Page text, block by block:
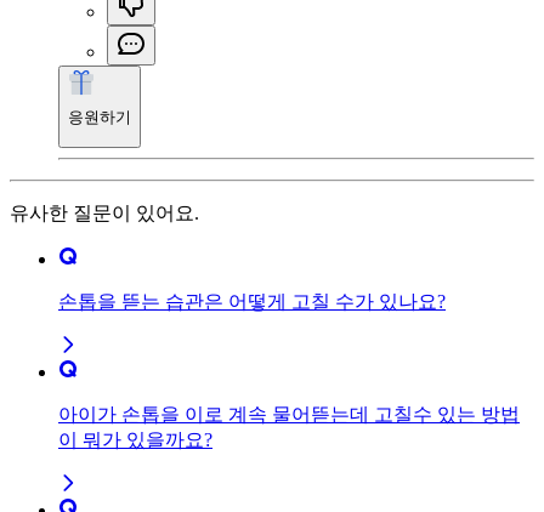
응원하기
유사한 질문이 있어요.
손톱을 뜯는 습관은 어떻게 고칠 수가 있나요?
아이가 손톱을 이로 계속 물어뜯는데 고칠수 있는 방법
이 뭐가 있을까요?